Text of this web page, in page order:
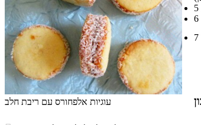
עוגיות אלפחורס עם ריבת חלב
5
6
7